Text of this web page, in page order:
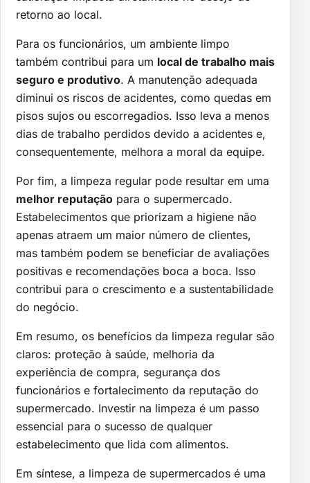
retorno ao local.
Para os funcionários, um ambiente limpo
também contribui para um local de trabalho mais
seguro e produtivo. A manutenção adequada
diminui os riscos de acidentes, como quedas em
pisos sujos ou escorregadios. Isso leva a menos
dias de trabalho perdidos devido a acidentes e,
consequentemente, melhora a moral da equipe.
Por fim, a limpeza regular pode resultar em uma
melhor reputação para o supermercado.
Estabelecimentos que priorizam a higiene não
apenas atraem um maior número de clientes,
mas também podem se beneficiar de avaliações
positivas e recomendações boca a boca. Isso
contribui para o crescimento e a sustentabilidade
do negócio.
Em resumo, os benefícios da limpeza regular são
claros: proteção à saúde, melhoria da
experiência de compra, segurança dos
funcionários e fortalecimento da reputação do
supermercado. Investir na limpeza é um passo
essencial para o sucesso de qualquer
estabelecimento que lida com alimentos.
Em síntese, a limpeza de supermercados é uma